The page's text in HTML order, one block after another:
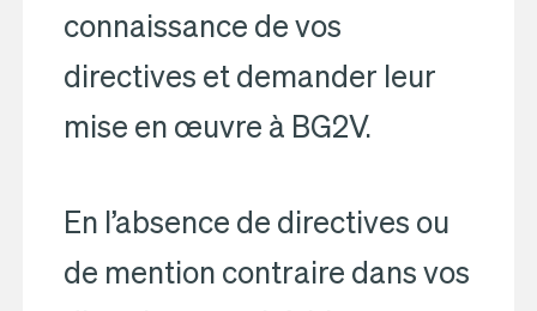
connaissance de vos
directives et demander leur
mise en œuvre à BG2V.
En l’absence de directives ou
de mention contraire dans vos